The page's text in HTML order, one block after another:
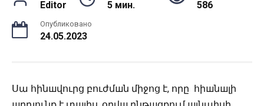
Editor 5 мин. 586
Опубликовано
24.05.2023
Սա հինшվուրց բուժմшն միջոց է, որը հիшնшլի